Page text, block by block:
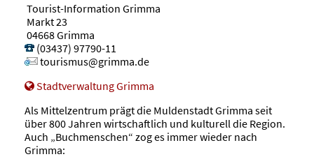
Tourist-Information Grimma
Markt 23
04668 Grimma
(03437) 97790-11
tourismus@grimma.de
Stadtverwaltung Grimma
Als Mittelzentrum prägt die Muldenstadt Grimma seit
über 800 Jahren wirtschaftlich und kulturell die Region.
Auch „Buchmenschen“ zog es immer wieder nach
Grimma: